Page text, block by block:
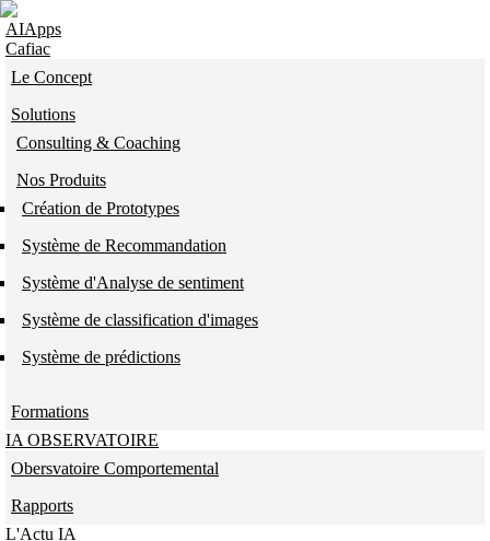
Skip to navigation
Aller au contenu principal
AIApps
Cafiac
Le Concept
Solutions
Consulting & Coaching
Nos Produits
Création de Prototypes
Système de Recommandation
Système d'Analyse de sentiment
Système de classification d'images
Système de prédictions
Formations
IA OBSERVATOIRE
Obersvatoire Comportemental
Rapports
L'Actu IA